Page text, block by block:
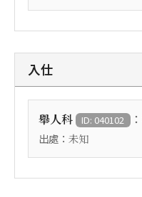
入仕
舉人科 ID: 040102 ：
出處： 未知